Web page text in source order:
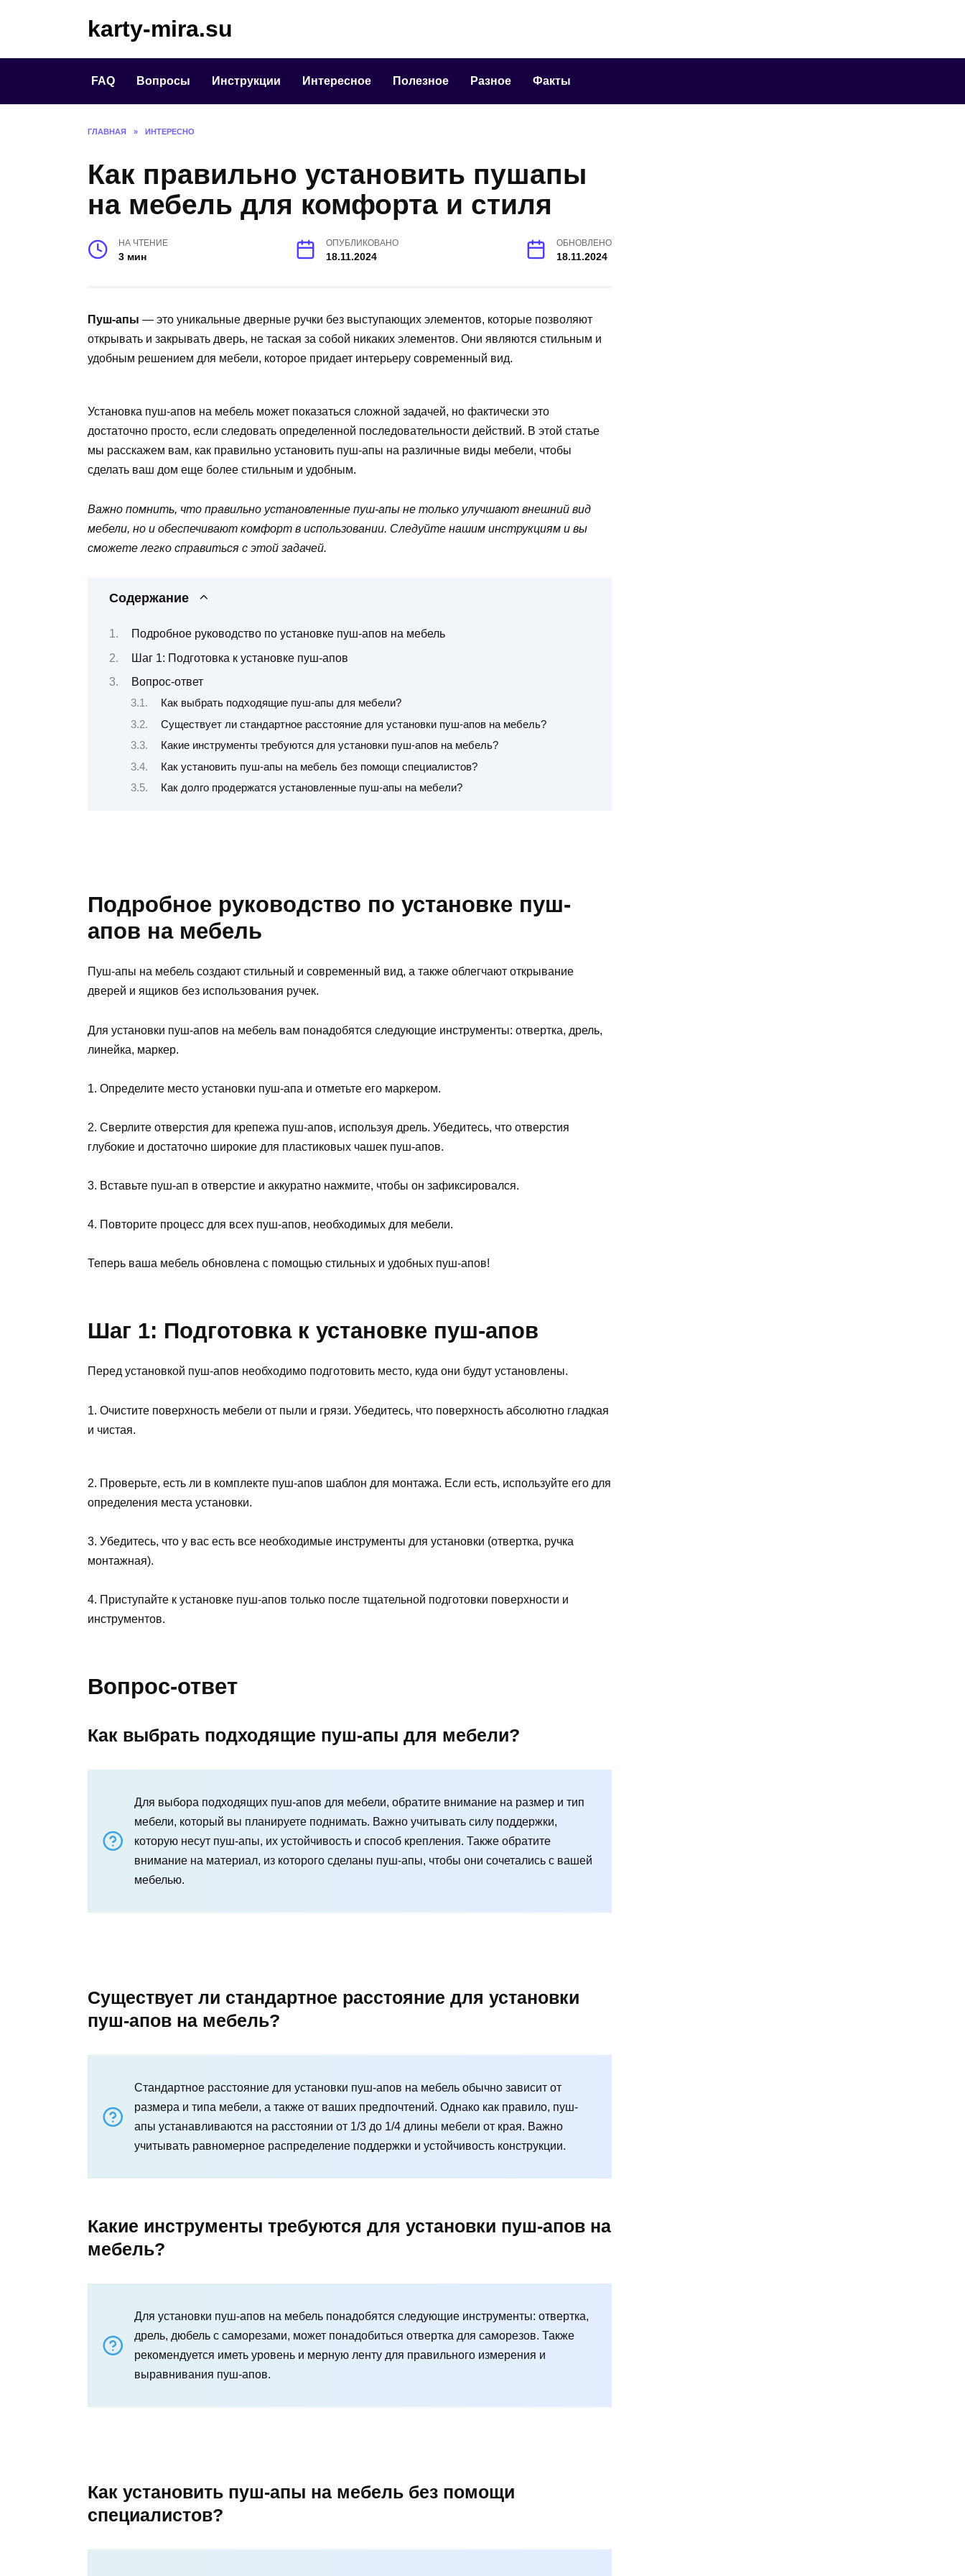
karty-mira.su
FAQ Вопросы Инструкции Интересное Полезное Разное Факты
ГЛАВНАЯ » ИНТЕРЕСНО
Как правильно установить пушапы
на мебель для комфорта и стиля
НА ЧТЕНИЕ
3 мин
ОПУБЛИКОВАНО
18.11.2024
ОБНОВЛЕНО
18.11.2024
Пуш-апы — это уникальные дверные ручки без выступающих элементов, которые позволяют
открывать и закрывать дверь, не таская за собой никаких элементов. Они являются стильным и
удобным решением для мебели, которое придает интерьеру современный вид.
Установка пуш-апов на мебель может показаться сложной задачей, но фактически это
достаточно просто, если следовать определенной последовательности действий. В этой статье
мы расскажем вам, как правильно установить пуш-апы на различные виды мебели, чтобы
сделать ваш дом еще более стильным и удобным.
Важно помнить, что правильно установленные пуш-апы не только улучшают внешний вид
мебели, но и обеспечивают комфорт в использовании. Следуйте нашим инструкциям и вы
сможете легко справиться с этой задачей.
Содержание
Подробное руководство по установке пуш-апов на мебель
Шаг 1: Подготовка к установке пуш-апов
Вопрос-ответ
Как выбрать подходящие пуш-апы для мебели?
Существует ли стандартное расстояние для установки пуш-апов на мебель?
Какие инструменты требуются для установки пуш-апов на мебель?
Как установить пуш-апы на мебель без помощи специалистов?
Как долго продержатся установленные пуш-апы на мебели?
Подробное руководство по установке пуш-
апов на мебель
Пуш-апы на мебель создают стильный и современный вид, а также облегчают открывание
дверей и ящиков без использования ручек.
Для установки пуш-апов на мебель вам понадобятся следующие инструменты: отвертка, дрель,
линейка, маркер.
1. Определите место установки пуш-апа и отметьте его маркером.
2. Сверлите отверстия для крепежа пуш-апов, используя дрель. Убедитесь, что отверстия
глубокие и достаточно широкие для пластиковых чашек пуш-апов.
3. Вставьте пуш-ап в отверстие и аккуратно нажмите, чтобы он зафиксировался.
4. Повторите процесс для всех пуш-апов, необходимых для мебели.
Теперь ваша мебель обновлена с помощью стильных и удобных пуш-апов!
Шаг 1: Подготовка к установке пуш-апов
Перед установкой пуш-апов необходимо подготовить место, куда они будут установлены.
1. Очистите поверхность мебели от пыли и грязи. Убедитесь, что поверхность абсолютно гладкая
и чистая.
2. Проверьте, есть ли в комплекте пуш-апов шаблон для монтажа. Если есть, используйте его для
определения места установки.
3. Убедитесь, что у вас есть все необходимые инструменты для установки (отвертка, ручка
монтажная).
4. Приступайте к установке пуш-апов только после тщательной подготовки поверхности и
инструментов.
Вопрос-ответ
Как выбрать подходящие пуш-апы для мебели?
Для выбора подходящих пуш-апов для мебели, обратите внимание на размер и тип
мебели, который вы планируете поднимать. Важно учитывать силу поддержки,
которую несут пуш-апы, их устойчивость и способ крепления. Также обратите
внимание на материал, из которого сделаны пуш-апы, чтобы они сочетались с вашей
мебелью.
Существует ли стандартное расстояние для установки
пуш-апов на мебель?
Стандартное расстояние для установки пуш-апов на мебель обычно зависит от
размера и типа мебели, а также от ваших предпочтений. Однако как правило, пуш-
апы устанавливаются на расстоянии от 1/3 до 1/4 длины мебели от края. Важно
учитывать равномерное распределение поддержки и устойчивость конструкции.
Какие инструменты требуются для установки пуш-апов на
мебель?
Для установки пуш-апов на мебель понадобятся следующие инструменты: отвертка,
дрель, дюбель с саморезами, может понадобиться отвертка для саморезов. Также
рекомендуется иметь уровень и мерную ленту для правильного измерения и
выравнивания пуш-апов.
Как установить пуш-апы на мебель без помощи
специалистов?